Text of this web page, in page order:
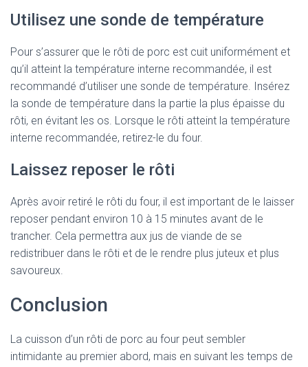
Utilisez une sonde de température
Pour s’assurer que le rôti de porc est cuit uniformément et
qu’il atteint la température interne recommandée, il est
recommandé d’utiliser une sonde de température. Insérez
la sonde de température dans la partie la plus épaisse du
rôti, en évitant les os. Lorsque le rôti atteint la température
interne recommandée, retirez-le du four.
Laissez reposer le rôti
Après avoir retiré le rôti du four, il est important de le laisser
reposer pendant environ 10 à 15 minutes avant de le
trancher. Cela permettra aux jus de viande de se
redistribuer dans le rôti et de le rendre plus juteux et plus
savoureux.
Conclusion
La cuisson d’un rôti de porc au four peut sembler
intimidante au premier abord, mais en suivant les temps de